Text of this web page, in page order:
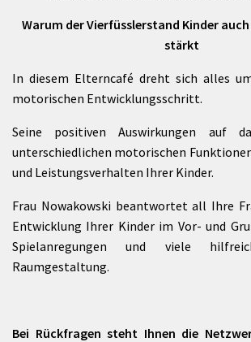
Warum der Vierfüsslerstand Kinder
stärkt
In diesem Elterncafé dreht sich alles
motorischen Entwicklungsschritt.
Seine positiven Auswirkungen auf
unterschiedlichen motorischen
und Leistungsverhalten Ihrer Kinder.
Frau Nowakowski beantwortet all Ihre
Entwicklung Ihrer Kinder im Vor- und
Spielanregungen und viele
Raumgestaltung.
Bei Rückfragen steht Ihnen die